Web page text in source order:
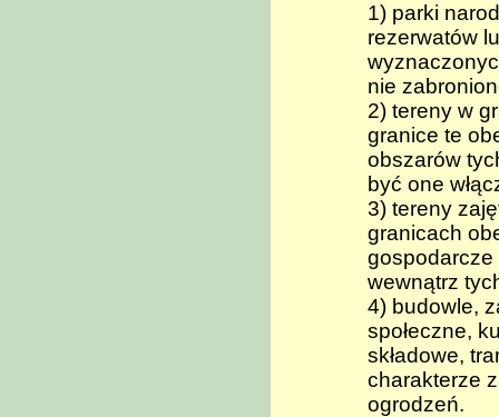
1) parki
rezerwatów
nie
2) tereny w
granice te
obszarów
być one
3) tereny
granicach
gospodarcze
wewnątrz
4) budowle,
społeczne,
składowe,
charakterze
ogrodzeń.